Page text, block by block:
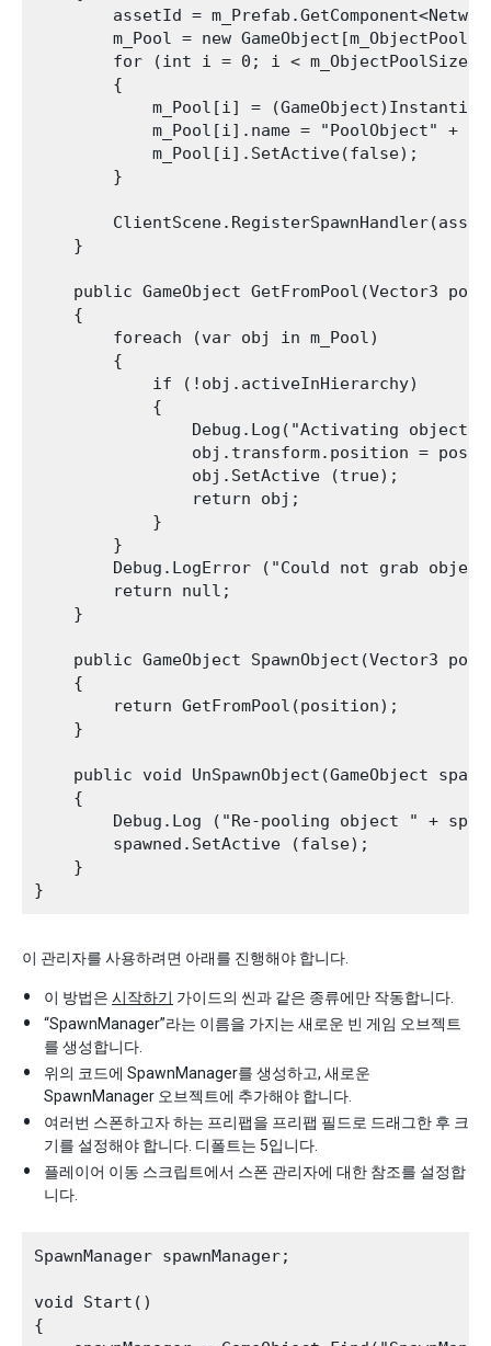
assetId =
m_Pool = new
for (int i = 0; i < m_ObjectPoolSize;
        {
m_Pool[i] =
            m_Pool[i].name = "PoolObject" + i;
            m_Pool[i].SetActive(false);
        }
    }
public GameObject GetFromPool(Vector3
    {
        foreach (var obj in m_Pool)
        {
            if (!obj.activeInHierarchy)
            {
Debug.Log("Activating object
obj.transform.position =
                obj.SetActive (true);
                return obj;
            }
        }
Debug.LogError ("Could not grab
        return null;
    }
public GameObject SpawnObject(Vector3
    {
        return GetFromPool(position);
    }
public void UnSpawnObject(GameObject
    {
Debug.Log ("Re-pooling object " +
        spawned.SetActive (false);
    }
이 관리자를 사용하려면 아래를 진행해야 합니다.
이 방법은 시작하기 가이드의 씬과 같은 종류에만 작동합니다.
“SpawnManager”라는 이름을 가지는 새로운 빈 게임 오브젝트
를 생성합니다.
위의 코드에 SpawnManager를 생성하고, 새로운
SpawnManager 오브젝트에 추가해야 합니다.
여러번 스폰하고자 하는 프리팹을 프리팹 필드로 드래그한 후 크
기를 설정해야 합니다. 디폴트는 5입니다.
플레이어 이동 스크립트에서 스폰 관리자에 대한 참조를 설정합
니다.
SpawnManager spawnManager;
void Start()
{